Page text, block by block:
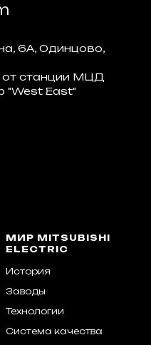
6А, Одинцово,
станции МЦД
"West East"
МИР MITSUBISHI
ELECTRIC
История
Заводы
Технологии
Система качества